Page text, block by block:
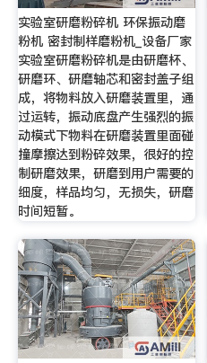
实验室研磨粉碎机 环保振动磨
粉机 密封制样磨粉机_设备厂家
实验室研磨粉碎机是由研磨杯、
研磨环、研磨轴芯和密封盖子组
成，将物料放入研磨装置里，通
过运转，振动底盘产生强烈的振
动模式下物料在研磨装置里面碰
撞摩擦达到粉碎效果，很好的控
制研磨效果，研磨到用户需要的
细度，样品均匀，无损失，研磨
时间短暂。